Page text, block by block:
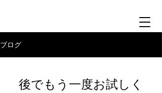
ブログ
後でもう一度お試しく